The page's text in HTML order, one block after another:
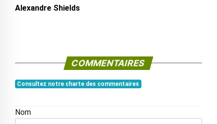
Alexandre Shields
COMMENTAIRES
Consultez notre charte des commentaires
Nom